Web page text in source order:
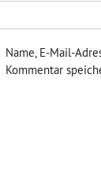
Name, E-Mail-
Kommentar